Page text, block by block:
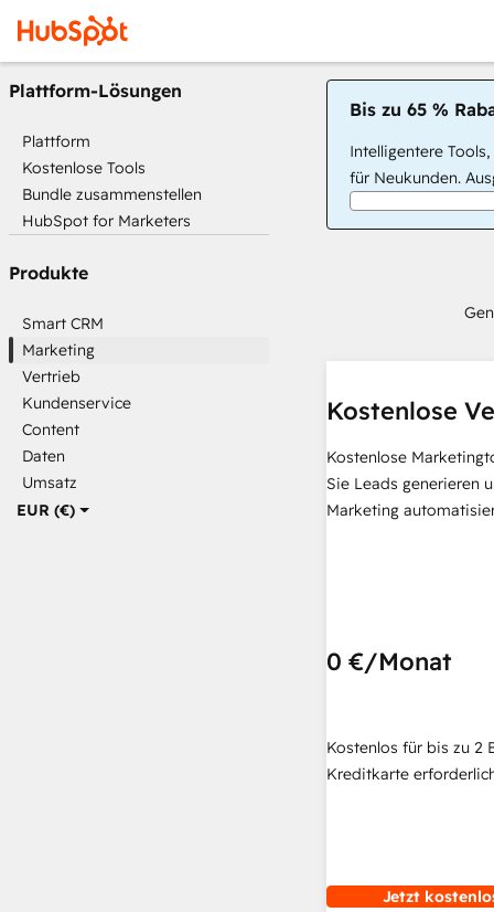
EUR (€)
Plattform-Lösungen
Plattform
Kostenlose Tools
Bundle zusammenstellen
HubSpot for Marketers
Produkte
Smart CRM
Marketing
Vertrieb
Kundenservice
Content
Daten
Umsatz
Bis zu 65 %
Intelligentere
für Neukunden.
Kostenlose
Kostenlose
Sie Leads generieren
Marketing
0 €/Monat
Kostenlos für bis zu 2
Kreditkarte
Jetzt